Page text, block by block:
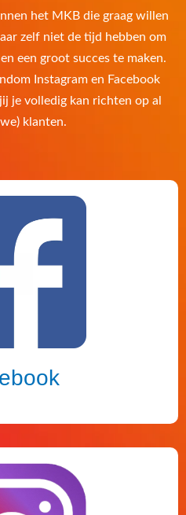
het MKB die graag willen
zelf niet de tijd hebben om
een groot succes te maken.
Instagram en Facebook
je volledig kan richten op al
klanten.